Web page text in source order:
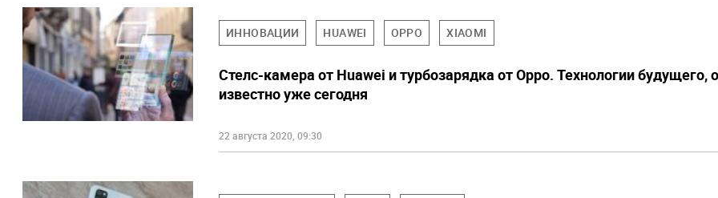
ИННОВАЦИИ HUAWEI OPPO XIAOMI
Стелс-камера от Huawei и турбозарядка от Oppo. Технологии будущего,
известно уже сегодня
22 августа 2020, 09:30